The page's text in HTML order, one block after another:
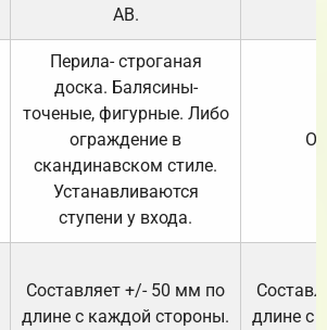
АВ.
Перила- строганая
доска. Балясины-
точеные, фигурные. Либо
ограждение в
скандинавском стиле.
Устанавливаются
ступени у входа.
Составляет +/- 50 мм по
длине с каждой стороны.
длине с